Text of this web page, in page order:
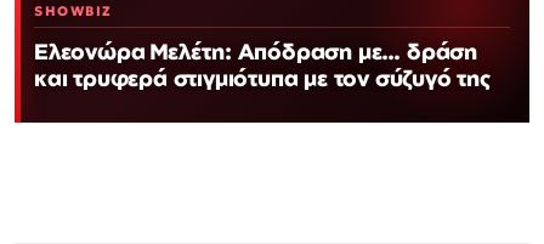
SHOWBIZ
Ελεονώρα Μελέτη: Απόδραση με… δράση
και τρυφερά στιγμιότυπα με τον σύζυγό της